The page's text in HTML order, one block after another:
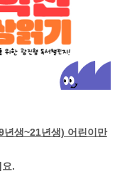
년생~21년생) 어린이만
.